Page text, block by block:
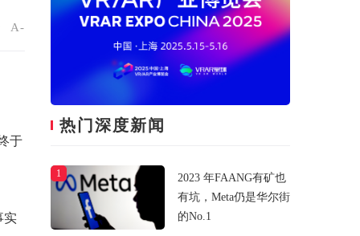
A-
于
实
热门深度新闻
1
2023 年FAANG有矿也
有坑，Meta仍是华尔街
的No.1